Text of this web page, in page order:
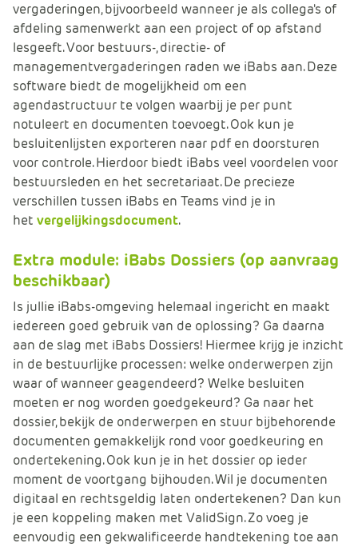
vergaderingen, bijvoorbeeld wanneer je als collega's of
afdeling samenwerkt aan een project of op afstand
lesgeeft. Voor bestuurs-, directie- of
managementvergaderingen raden we iBabs aan. Deze
software biedt de mogelijkheid om een
agendastructuur te volgen waarbij je per punt
notuleert en documenten toevoegt. Ook kun je
besluitenlijsten exporteren naar pdf en doorsturen
voor controle. Hierdoor biedt iBabs veel voordelen voor
bestuursleden en het secretariaat. De precieze
verschillen tussen iBabs en Teams vind je in
het vergelijkingsdocument.
Extra module: iBabs Dossiers (op aanvraag
beschikbaar)
Is jullie iBabs-omgeving helemaal ingericht en maakt
iedereen goed gebruik van de oplossing? Ga daarna
aan de slag met iBabs Dossiers! Hiermee krijg je inzicht
in de bestuurlijke processen: welke onderwerpen zijn
waar of wanneer geagendeerd? Welke besluiten
moeten er nog worden goedgekeurd? Ga naar het
dossier, bekijk de onderwerpen en stuur bijbehorende
documenten gemakkelijk rond voor goedkeuring en
ondertekening. Ook kun je in het dossier op ieder
moment de voortgang bijhouden. Wil je documenten
digitaal en rechtsgeldig laten ondertekenen? Dan kun
je een koppeling maken met ValidSign. Zo voeg je
eenvoudig een gekwalificeerde handtekening toe aan